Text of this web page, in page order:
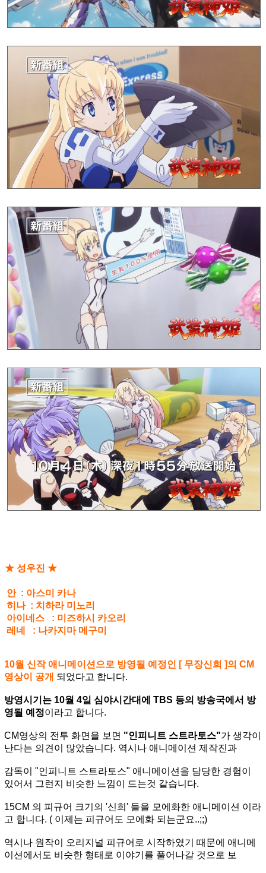
★ 성우진 ★
안 : 아스미 카나
히나 : 치하라 미노리
아이네스 : 미즈하시 카오리
레네 : 나카지마 메구미
10월 신작 애니메이션으로 방영될 예정인 [ 무장신희 ]의 CM
영상이 공개 되었다고 합니다.
방영시기는 10월 4일 심야시간대에 TBS 등의 방송국에서 방
영될 예정이라고 합니다.
CM영상의 전투 화면을 보면 "인피니트 스트라토스"가 생각이
난다는 의견이 많았습니다. 역시나 애니메이션 제작진과
감독이 "인피니트 스트라토스" 애니메이션을 담당한 경험이
있어서 그런지 비슷한 느낌이 드는것 같습니다.
15CM 의 피규어 크기의 '신희' 들을 모에화한 애니메이션 이라
고 합니다. ( 이제는 피규어도 모에화 되는군요..;;)
역시나 원작이 오리지널 피규어로 시작하였기 때문에 애니메
이션에서도 비슷한 형태로 이야기를 풀어나갈 것으로 보